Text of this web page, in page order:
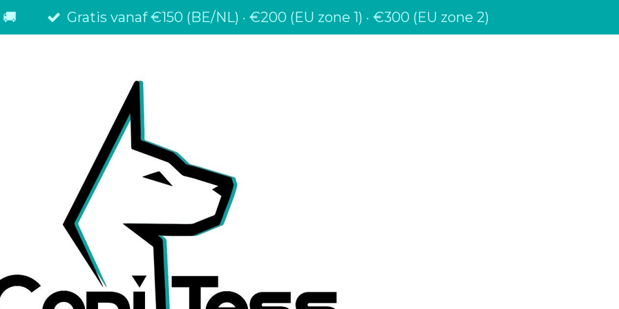
Gratis vanaf €150 (BE/NL) · €200 (EU zone 1) · €300 (EU zone 2)